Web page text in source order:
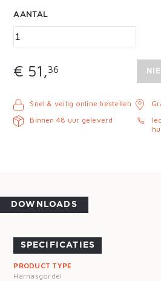
AANTAL
€ 51,36
Snel & veilig online bestellen
Binnen 48 uur geleverd
DOWNLOADS
SPECIFICATIES
PRODUCT TYPE
Harnasgordel